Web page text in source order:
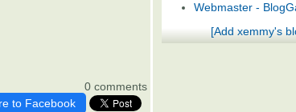
0 comments
to Facebook
Webmaster -
[Add xemmy's